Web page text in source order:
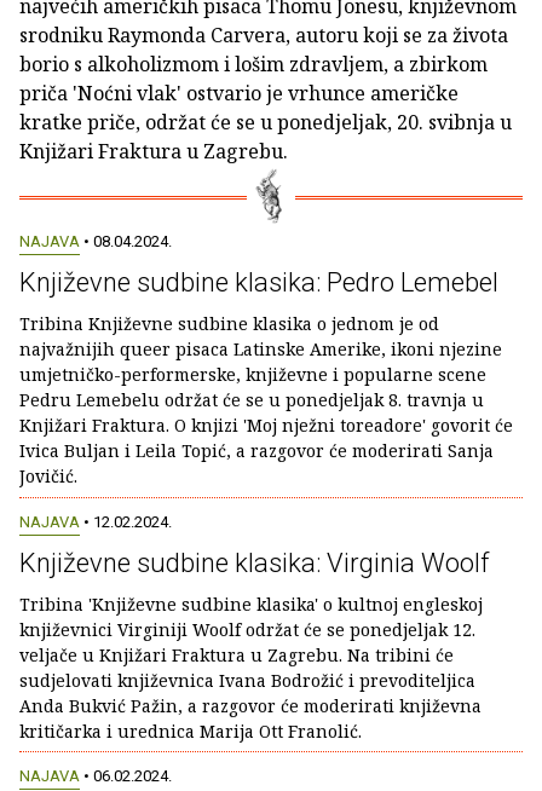
najvećih američkih pisaca Thomu Jonesu, književnom
srodniku Raymonda Carvera, autoru koji se za života
borio s alkoholizmom i lošim zdravljem, a zbirkom
priča 'Noćni vlak' ostvario je vrhunce američke
kratke priče, održat će se u ponedjeljak, 20. svibnja u
Knjižari Fraktura u Zagrebu.
NAJAVA • 08.04.2024.
Književne sudbine klasika: Pedro Lemebel
Tribina Književne sudbine klasika o jednom je od
najvažnijih queer pisaca Latinske Amerike, ikoni njezine
umjetničko-performerske, književne i popularne scene
Pedru Lemebelu održat će se u ponedjeljak 8. travnja u
Knjižari Fraktura. O knjizi 'Moj nježni toreadore' govorit će
Ivica Buljan i Leila Topić, a razgovor će moderirati Sanja
Jovičić.
NAJAVA • 12.02.2024.
Književne sudbine klasika: Virginia Woolf
Tribina 'Književne sudbine klasika' o kultnoj engleskoj
književnici Virginiji Woolf održat će se ponedjeljak 12.
veljače u Knjižari Fraktura u Zagrebu. Na tribini će
sudjelovati književnica Ivana Bodrožić i prevoditeljica
Anda Bukvić Pažin, a razgovor će moderirati književna
kritičarka i urednica Marija Ott Franolić.
NAJAVA • 06.02.2024.